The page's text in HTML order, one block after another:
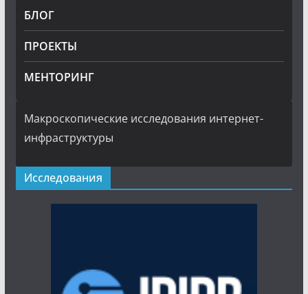
БЛОГ
ПРОЕКТЫ
МЕНТОРИНГ
Макроскопические исследования интернет-
инфраструктуры
Исследования